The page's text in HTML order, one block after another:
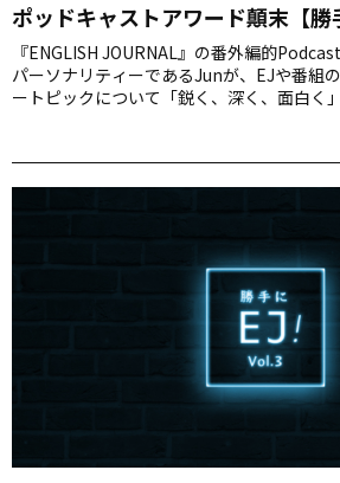
ポッドキャストアワード顛末【勝
『ENGLISH JOURNAL』の番外編的
パーソナリティーであるJunが、EJや番組
ートピックについて「鋭く、深く、面白く